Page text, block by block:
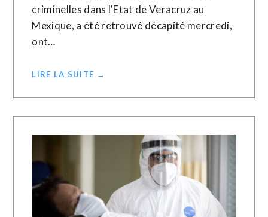
criminelles dans l'Etat de Veracruz au
Mexique, a été retrouvé décapité mercredi,
ont…
LIRE LA SUITE →